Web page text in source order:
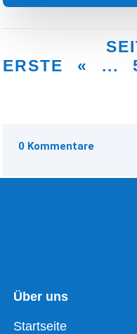
ERSTE
« ...
0 Kommentare
Über uns
Startseite